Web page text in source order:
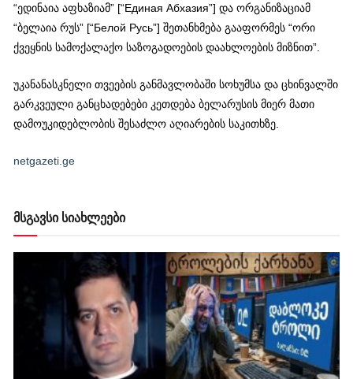
“ედინაია აფხაზიამ” [“Единая Абхазия”] და ორგანიზაციამ
“ბელაია რუს” [“Белой Русь”] შეთანხმება გააფორმეს “ორი
ქვეყნის სამოქალაქო საზოგადოების დაახლოების მიზნით”.
უკანანასკნელი თვეების განმავლობაში სოხუმსა და ცხინვალში
გარკვეული განცხადებები კეთდება ბელარუსის მიერ მათი
დამოუკიდებლობის შესაძლო აღიარების საკითხზე.
netgazeti.ge
მსგავსი სიახლეები